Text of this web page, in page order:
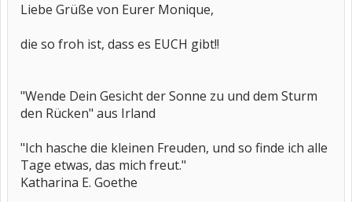
Liebe Grüße von Eurer Monique,
die so froh ist, dass es EUCH gibt!!
"Wende Dein Gesicht der Sonne zu und dem Sturm
den Rücken" aus Irland
"Ich hasche die kleinen Freuden, und so finde ich alle
Tage etwas, das mich freut."
Katharina E. Goethe